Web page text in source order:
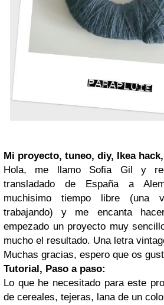
Mi proyecto, tuneo, diy, Ikea
Hola, me llamo Sofia Gil y
transladado de España a
muchisimo tiempo libre (una
trabajando) y me encanta
empezado un proyecto muy
mucho el resultado. Una letra
Muchas gracias, espero que os
Tutorial, Paso a paso:
Lo que he necesitado para este
de cereales, tejeras, lana de un